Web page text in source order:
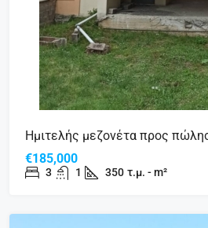
Ημιτελής μεζονέτα προς
€185,000
3 1 350 τ.μ. - m²